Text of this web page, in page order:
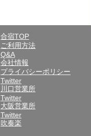
合宿TOP
ご利用方法
Q&A
会社情報
プライバシーポリシー
Twitter
川口営業所
Twitter
大阪営業所
Twitter
吹奏楽